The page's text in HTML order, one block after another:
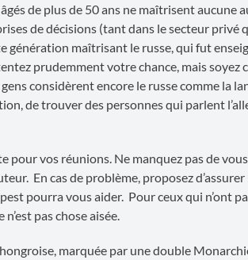
de plus de 50 ans ne maîtrisent aucune
de décisions (tant dans le secteur privé
maîtrisant le russe, qui fut
prudemment votre chance, mais soyez
considèrent encore le russe comme la
de trouver des personnes qui parlent
vos réunions. Ne manquez pas de vous
En cas de problème, proposez d’assurer
pourra vous aider. Pour ceux qui n’ont
pas chose aisée.
marquée par une double